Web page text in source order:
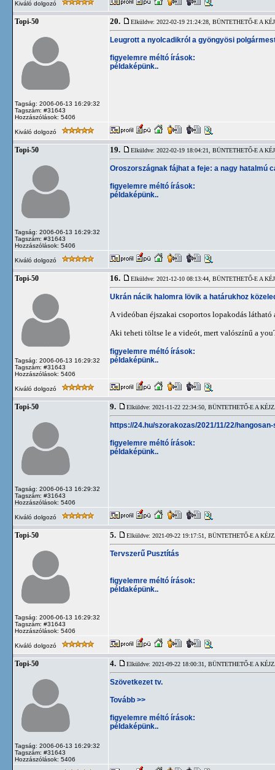
Kiváló dolgozó
Topi-50
Tagság: 2006-06-13 16:29:32
Tagszám: #31643
Hozzászólások: 5406
20. Elküldve: 2022-02-19 21:24:28, BÜNTETHETŐ-E A
Leugrott a nyolcadikról a gyöngyösi
figyelemre méltó írások:
példaképünk..
Kiváló dolgozó
Topi-50
Tagság: 2006-06-13 16:29:32
Tagszám: #31643
Hozzászólások: 5406
19. Elküldve: 2022-02-19 18:04:21, BÜNTETHETŐ-E A
Oroszországnak fájhat a feje: a nagy hatalmú
figyelemre méltó írások:
példaképünk..
Kiváló dolgozó
Topi-50
Tagság: 2006-06-13 16:29:32
Tagszám: #31643
Hozzászólások: 5406
16. Elküldve: 2021-12-10 08:13:44, BÜNTETHETŐ-E A
Ukrán nácik halomra lövik a határukhoz
A videóban éjszakai csoportos lopakodás
Aki teheti töltse le a videót, mert valószínű a
figyelemre méltó írások:
példaképünk..
Kiváló dolgozó
Topi-50
Tagság: 2006-06-13 16:29:32
Tagszám: #31643
Hozzászólások: 5406
9. Elküldve: 2021-11-22 22:34:50, BÜNTETHETŐ-E A
https://24.hu/szorakozas/2021/11/22/
figyelemre méltó írások:
példaképünk..
Kiváló dolgozó
Topi-50
Tagság: 2006-06-13 16:29:32
Tagszám: #31643
Hozzászólások: 5406
5. Elküldve: 2021-09-22 19:17:51, BÜNTETHETŐ-E A
Tervszerű Pusztítás
figyelemre méltó írások:
példaképünk..
Kiváló dolgozó
Topi-50
Tagság: 2006-06-13 16:29:32
Tagszám: #31643
Hozzászólások: 5406
4. Elküldve: 2021-09-22 18:00:31, BÜNTETHETŐ-E A
Szövetkezet tv.
Tovább >>
figyelemre méltó írások:
példaképünk..